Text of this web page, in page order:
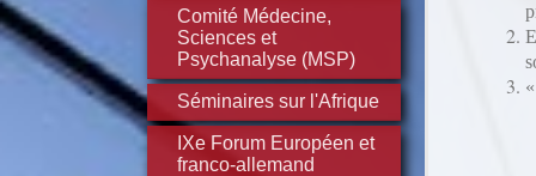
Comité Médecine,
Sciences et
Psychanalyse (MSP)
Séminaires sur l'Afrique
IXe Forum Européen et
franco-allemand